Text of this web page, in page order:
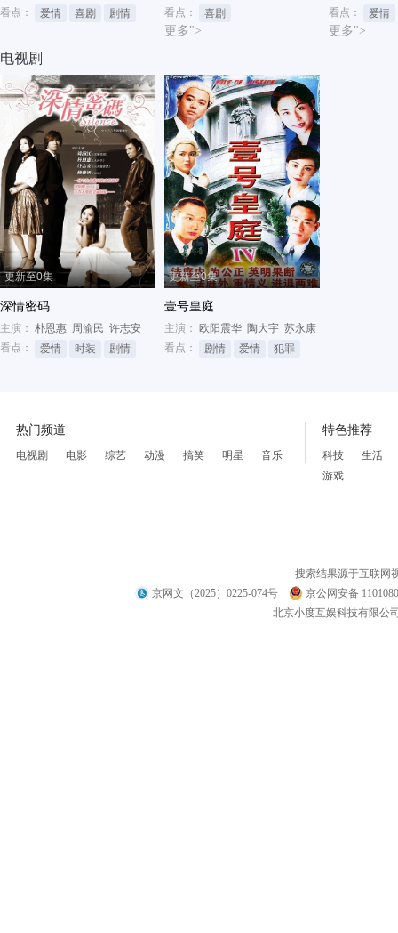
看点：
爱情 喜剧 剧情
看点：
喜剧
更多">
看点：
爱情
更多">
电视剧
更新至0集
深情密码
主演： 朴恩惠 周渝民 许志安
看点：
爱情 时装 剧情
更新至0集
壹号皇庭
主演： 欧阳震华 陶大宇 苏永康
看点：
剧情 爱情 犯罪
热门频道
电视剧 电影 综艺 动漫 搞笑 明星 音乐
特色推荐
科技
生活
游戏
搜索结果源于互联网
京网文（2025）0225-074号
京公网安备
北京小度互娱科技有限公